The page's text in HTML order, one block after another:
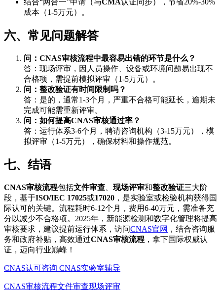
结合“两合一”申请（与CMA认证同步），节省20%-30%
成本（1-5万元）。
六、常见问题解答
问：CNAS审核流程中最容易出错的环节是什么？
答：现场评审，因人员操作、设备或环境问题易出现不
合格项，需提前模拟评审（1-5万元）。
问：整改验证有时间限制吗？
答：是的，通常1-3个月，严重不合格可能延长，逾期未
完成可能需重新评审。
问：如何提高CNAS审核通过率？
答：运行体系3-6个月，聘请咨询机构（3-15万元），模
拟评审（1-5万元），确保材料和操作规范。
七、结语
CNAS审核流程包括文件审查 现场评审和整改验证三大阶
段，基于ISO/IEC 17025或17020 ，是实验室或检验机构获得国
际认可的关键。流程耗时6-12个月，费用6-40万元，需准备充
分以减少不合格项。2025年，新能源检测和数字化管理将提高
审核要求，建议提前运行体系，访问CNAS官网 ，结合咨询服
务和政府补贴，高效通过CNAS审核流程 ，拿下国际权威认
证，迈向行业巅峰！
CNAS认可咨询 CNAS实验室辅导
CNAS审核流程文件审查现场评审